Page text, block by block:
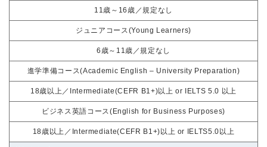
11歳～16歳／規定なし
ジュニアコース(Young Learners)
6歳～11歳／規定なし
進学準備コース(Academic English – University Preparation)
18歳以上／Intermediate(CEFR B1+)以上 or IELTS 5.0 以上
ビジネス英語コース(English for Business Purposes)
18歳以上／Intermediate(CEFR B1+)以上 or IELTS5.0以上